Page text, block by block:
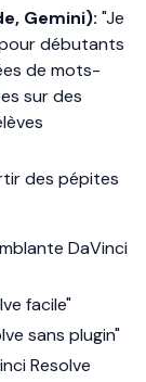
Gemini): "Je
débutants
de mots-
sur des
des pépites
DaVinci
facile"
sans plugin"
Resolve